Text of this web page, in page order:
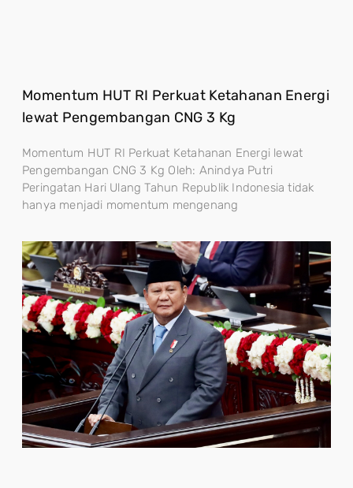
Momentum HUT RI Perkuat Ketahanan Energi
lewat Pengembangan CNG 3 Kg
Momentum HUT RI Perkuat Ketahanan Energi lewat
Pengembangan CNG 3 Kg Oleh: Anindya Putri
Peringatan Hari Ulang Tahun Republik Indonesia tidak
hanya menjadi momentum mengenang